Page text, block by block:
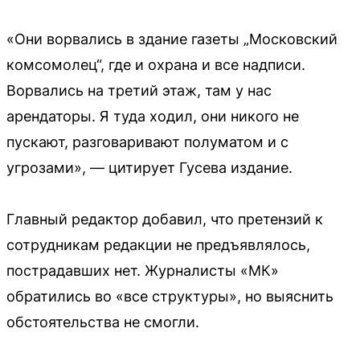
«Они ворвались в здание газеты „Московский
комсомолец“, где и охрана и все надписи.
Ворвались на третий этаж, там у нас
арендаторы. Я туда ходил, они никого не
пускают, разговаривают полуматом и с
угрозами», — цитирует Гусева издание.
Главный редактор добавил, что претензий к
сотрудникам редакции не предъявлялось,
пострадавших нет. Журналисты «МК»
обратились во «все структуры», но выяснить
обстоятельства не смогли.